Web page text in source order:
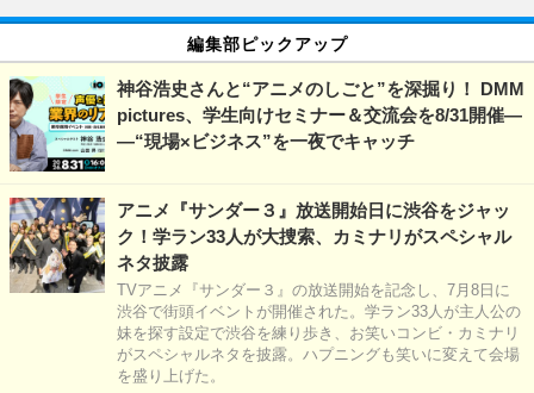
編集部ピックアップ
神谷浩史さんと“アニメのしごと”を深掘り！ DMM
pictures、学生向けセミナー＆交流会を8/31開催―
―“現場×ビジネス”を一夜でキャッチ
アニメ『サンダー３』放送開始日に渋谷をジャッ
ク！学ラン33人が大捜索、カミナリがスペシャル
ネタ披露
TVアニメ『サンダー３』の放送開始を記念し、7月8日に
渋谷で街頭イベントが開催された。学ラン33人が主人公の
妹を探す設定で渋谷を練り歩き、お笑いコンビ・カミナリ
がスペシャルネタを披露。ハプニングも笑いに変えて会場
を盛り上げた。